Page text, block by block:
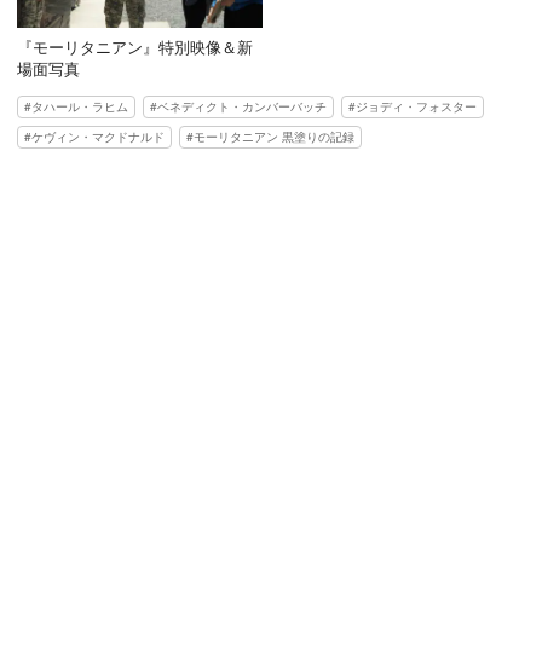
『モーリタニアン』特別映像＆新
場面写真
タハール・ラヒム ベネディクト・カンバーバッチ
ジョディ・フォスター
ケヴィン・マクドナルド
モーリタニアン 黒塗りの記録